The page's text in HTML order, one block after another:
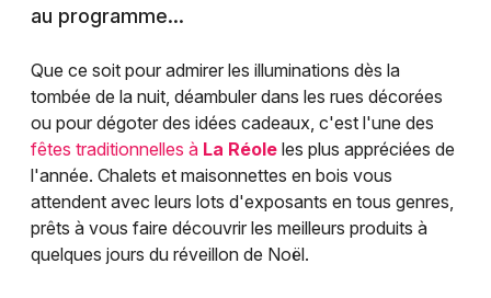
au programme...
Que ce soit pour admirer les illuminations dès la
tombée de la nuit, déambuler dans les rues décorées
ou pour dégoter des idées cadeaux, c'est l'une des
fêtes traditionnelles à La Réole les plus appréciées de
l'année. Chalets et maisonnettes en bois vous
attendent avec leurs lots d'exposants en tous genres,
prêts à vous faire découvrir les meilleurs produits à
quelques jours du réveillon de Noël.